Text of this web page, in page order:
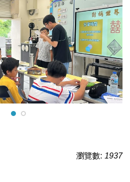
瀏覽數: 1937